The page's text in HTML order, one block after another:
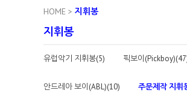
HOME > 지휘봉
지휘봉
유럽악기 지휘봉(5) 픽보이
안드레아 보이(ABL)(10) 주문제작 지휘